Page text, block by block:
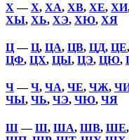
Х —Х, ХА, ХВ, ХЕ, ХИ
ХЫ, ХЬ, ХЭ, ХЮ, ХЯ
Ц—Ц, ЦА, ЦВ, ЦД, ЦЕ,
ЦФ, ЦХ, ЦЫ, ЦЭ, ЦЮ,
Ч—Ч, ЧА, ЧЕ, ЧЖ,
ЧЫ, ЧЬ, ЧЭ, ЧЮ, ЧЯ
Ш—Ш, ША, ШВ, ШЕ,